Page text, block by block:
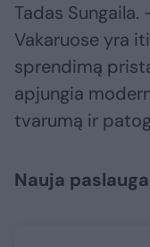
Tadas
Vakaruose yra
sprendimą
apjungia
tvarumą ir
Nauja